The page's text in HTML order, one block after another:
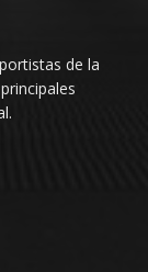
de la